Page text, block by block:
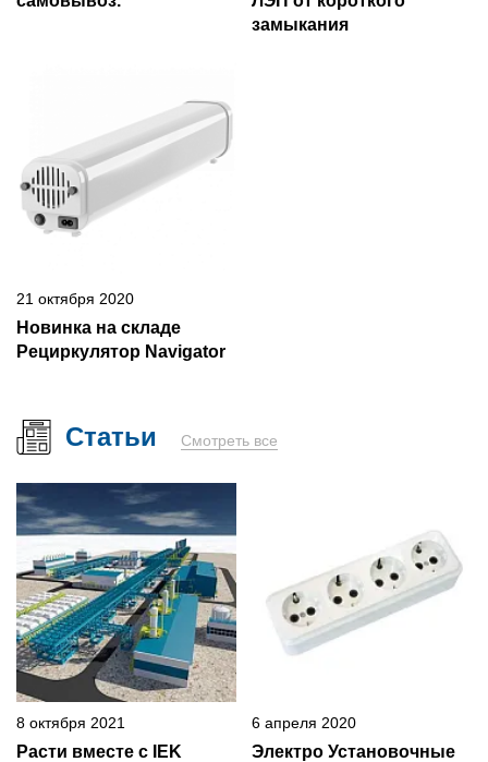
замыкания
21 октября 2020
Новинка на складе
Рециркулятор Navigator
Статьи Смотреть все
8 октября 2021
Расти вместе с IEK
6 апреля 2020
Электро Установочные